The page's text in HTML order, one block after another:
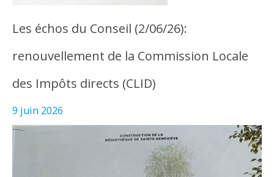
Les échos du Conseil (2/06/26):
renouvellement de la Commission Locale
des Impôts directs (CLID)
9 juin 2026